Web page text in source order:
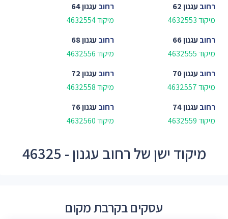
רחובעגנון 62
מיקוד 4632553
רחובעגנון 64
מיקוד 4632554
רחובעגנון 66
מיקוד 4632555
רחובעגנון 68
מיקוד 4632556
רחובעגנון 70
מיקוד 4632557
רחובעגנון 72
מיקוד 4632558
רחובעגנון 74
מיקוד 4632559
רחובעגנון 76
מיקוד 4632560
מיקוד ישן של רחוב עגנון - 46325
עסקים בקרבת מקום